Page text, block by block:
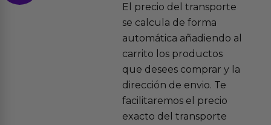
El precio del transporte
se calcula de forma
automática añadiendo al
carrito los productos
que desees comprar y la
dirección de envio. Te
facilitaremos el precio
exacto del transporte